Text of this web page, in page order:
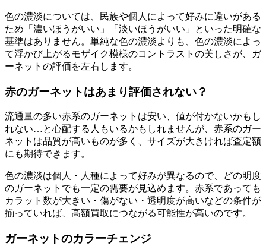
色の濃淡については、民族や個人によって好みに違いがある
ため「濃いほうがいい」「淡いほうがいい」といった明確な
基準はありません。単純な色の濃淡よりも、色の濃淡によっ
て浮かび上がるモザイク模様のコントラストの美しさが、ガ
ーネットの評価を左右します。
赤のガーネットはあまり評価されない？
流通量の多い赤系のガーネットは安い、値が付かないかもし
れない…と心配する人もいるかもしれませんが、赤系のガー
ネットは品質が高いものが多く、サイズが大きければ査定額
にも期待できます。
色の濃淡は個人・人種によって好みが異なるので、どの明度
のガーネットでも一定の需要が見込めます。赤系であっても
カラット数が大きい・傷がない・透明度が高いなどの条件が
揃っていれば、高額買取につながる可能性が高いのです。
ガーネットのカラーチェンジ